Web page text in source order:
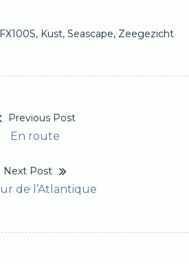
, Kust, Seascape, Zeegezicht
Previous Post
Previous
En route
Next Post
de l’Atlantique